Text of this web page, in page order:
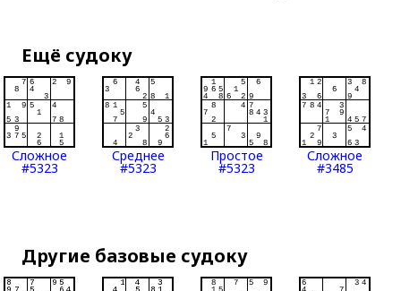
Ещё судоку
Сложное
#5323
Среднее
#5323
Простое
#5323
Сложное
#3485
Другие базовые судоку